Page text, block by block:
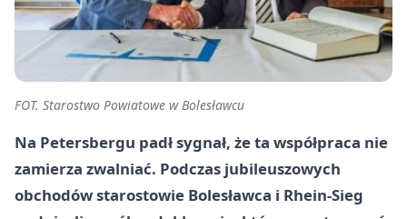
FOT. Starostwo Powiatowe w Bolesławcu
Na Petersbergu padł sygnał, że ta współpraca nie
zamierza zwalniać. Podczas jubileuszowych
obchodów starostowie Bolesławca i Rhein-Sieg